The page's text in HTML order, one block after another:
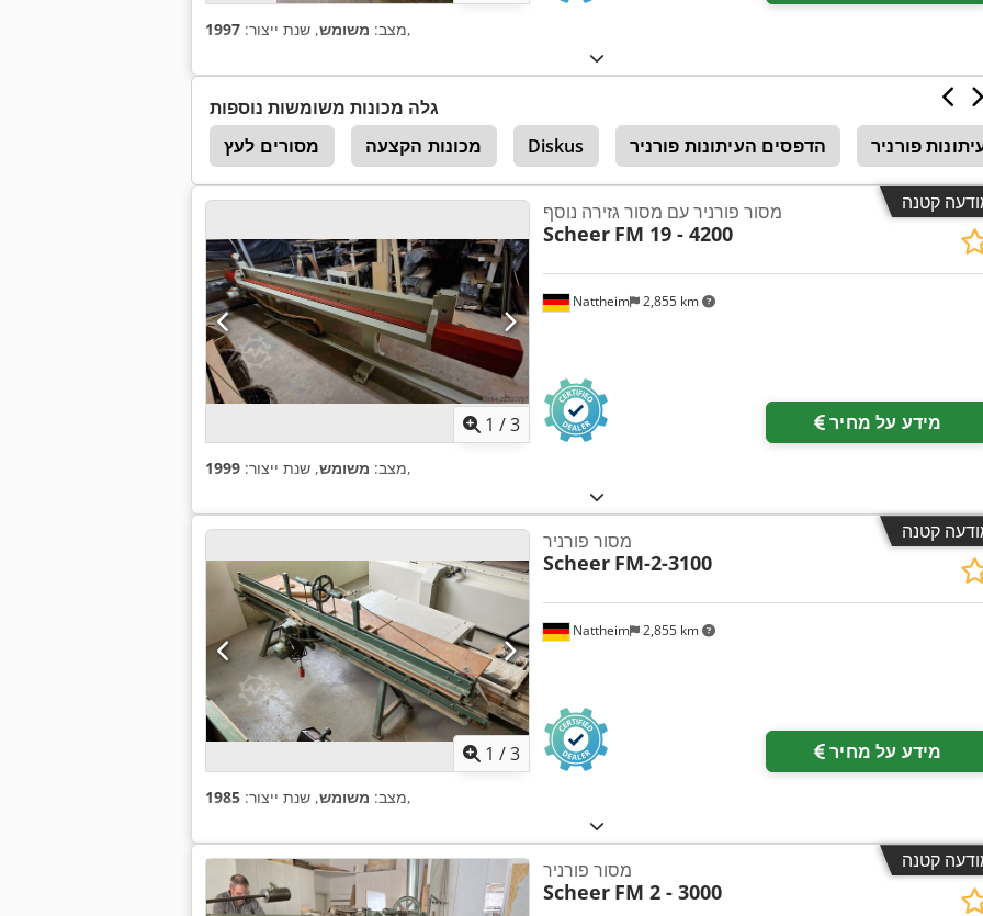
מצב: משומש, שנת ייצור: 1997 ,
גלה מכונות משומשות נוספות
מסורים לעץ
מכונות הקצעה Diskus הדפסים העיתונות פורניר פורניר
קטנה
1 /3
Nattheim 2,855 km
מסור פורניר עם מסור גזירה נוסף
Scheer FM 19 - 4200
מידע על מחיר
מצב: משומש, שנת ייצור: 1999 ,
קטנה
1 /3
Nattheim 2,855 km
מסור פורניר
Scheer FM-2-3100
מידע על מחיר
מצב: משומש, שנת ייצור: 1985 ,
קטנה מסור פורניר
Scheer FM 2 - 3000